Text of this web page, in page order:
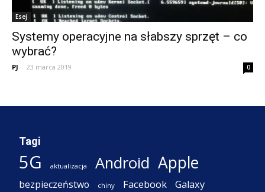
Esej
Systemy operacyjne na słabszy sprzęt – co
wybrać?
PJ - 23 marca 2019 0
Tagi
5G aktualizacja Android Apple
bezpieczeństwo chiny Facebook Galaxy